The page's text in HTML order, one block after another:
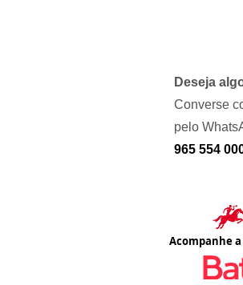
Deseja
Converse
pelo
965 554
Acompanhe